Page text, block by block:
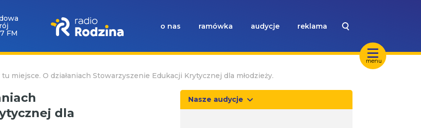
menu
FM
o nas ramówka audycje reklama
miejsce. O działaniach Stowarzyszenie Edukacji Krytycznej dla młodzieży.
dla
Nasze audycje